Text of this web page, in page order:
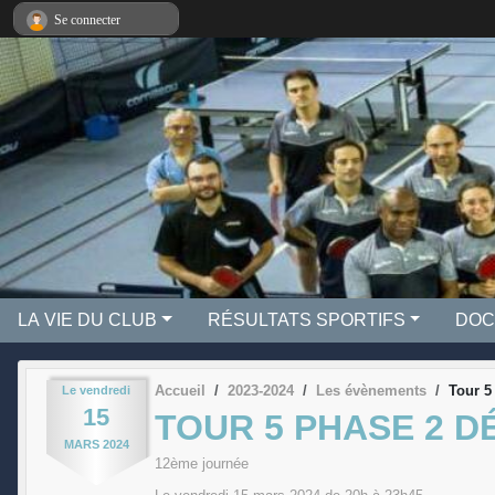
LA VIE DU CLUB RÉSULTATS SPORTIFS
Le vendredi
15
MARS 2024
Accueil 2023-2024 Les évènements Tour 5
TOUR 5 PHASE 2
12ème journée
Se connecter
Panneau de gestion des cookies